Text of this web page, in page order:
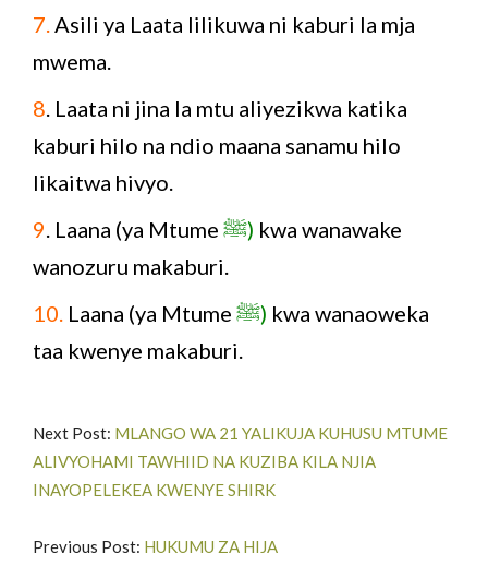
7. Asili ya Laata lilikuwa ni kaburi la mja
mwema.
8 . Laata ni jina la mtu aliyezikwa katika
kaburi hilo na ndio maana sanamu hilo
likaitwa hivyo.
9 . Laana (ya Mtume ﷺ) kwa wanawake
wanozuru makaburi.
10. Laana (ya Mtume ﷺ) kwa wanaoweka
taa kwenye makaburi.
Next Post: MLANGO WA 21 YALIKUJA KUHUSU MTUME
ALIVYOHAMI TAWHIID NA KUZIBA KILA NJIA
INAYOPELEKEA KWENYE SHIRK
Previous Post: HUKUMU ZA HIJA